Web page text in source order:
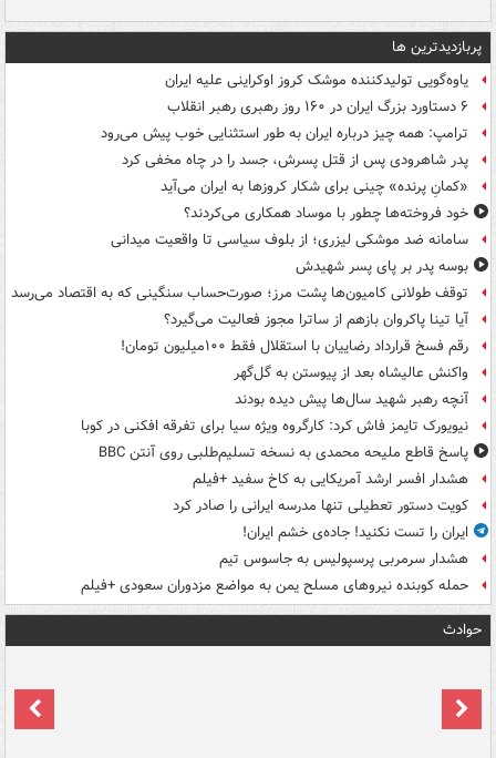
پربازدیدترین ها
یاوه‌گویی تولیدکننده موشک کروز اوکراینی علیه ایران
۶ دستاورد بزرگ ایران در ۱۶۰ روز رهبری رهبر انقلاب
ترامپ: همه چیز درباره ایران به طور استثنایی خوب پیش می‌رود
پدر شاهرودی پس از قتل پسرش، جسد را در چاه مخفی کرد
«کمانِ پرنده» چینی برای شکار کروزها به ایران می‌آید
خود فروخته‌ها چطور با موساد همکاری می‌کردند؟
سامانه ضد موشکی لیزری؛ از بلوف سیاسی تا واقعیت میدانی
بوسه‌ پدر بر پای پسر شهیدش
توقف طولانی کامیون‌ها پشت مرز؛ صورت‌حساب سنگینی که به اقتصاد می‌رسد
آیا تینا پاکروان بازهم از ساترا مجوز فعالیت می‌گیرد؟
رقم فسخ قرارداد رضاییان با استقلال فقط ۱۰۰میلیون تومان!
واکنش عالیشاه بعد از پیوستن به گل‌گهر
آنچه رهبر شهید سال‌ها پیش دیده بودند
نیویورک تایمز فاش کرد: کارگروه ویژه سیا برای تفرقه افکنی در کوبا
پاسخ قاطع ملیحه محمدی به نسخه تسلیم‌طلبی روی آنتن BBC
هشدار افسر ارشد آمریکایی به کاخ سفید +فیلم
کویت دستور تعطیلی تنها مدرسه ایرانی را صادر کرد
ایران را تست نکنید! جاده‌ی خشم ایران!
هشدار سرمربی پرسپولیس به جاسوس تیم
حمله کوبنده نیروهای مسلح یمن به مواضع مزدوران سعودی +فیلم
حوادث